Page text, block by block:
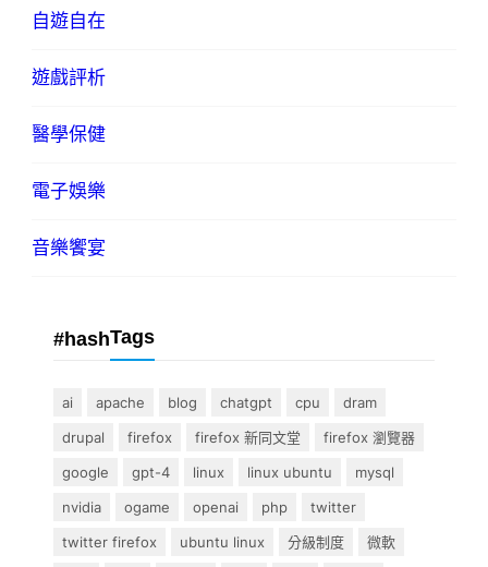
自遊自在
遊戲評析
醫學保健
電子娛樂
音樂饗宴
#hashTags
ai apache blog chatgpt cpu
dram
drupal
firefox firefox 新同文堂
firefox 瀏覽器
google
gpt-4 linux linux ubuntu
mysql
nvidia
ogame openai php
twitter
twitter firefox
ubuntu linux 分級制度
微軟